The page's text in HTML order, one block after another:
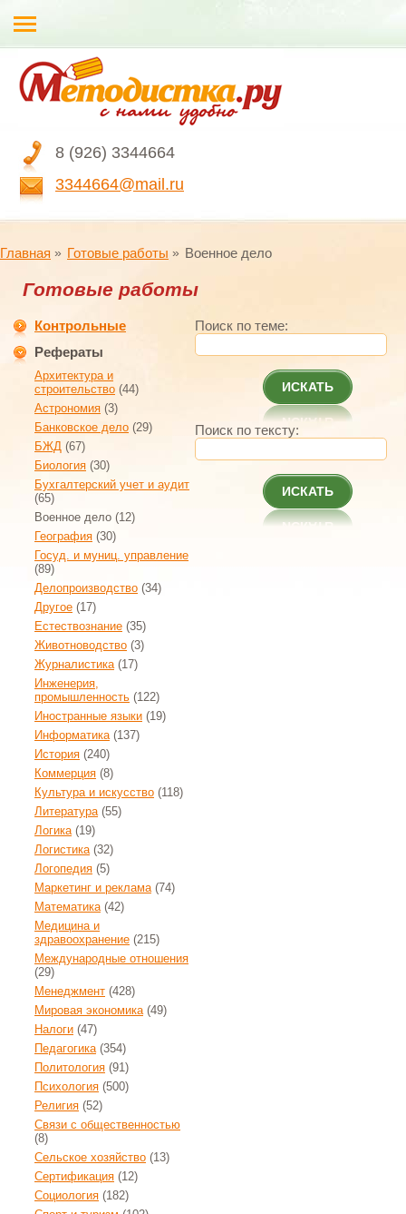
8 (926) 3344664
3344664@mail.ru
Главная Готовые работы Военное дело
Готовые работы
Контрольные
Рефераты
Архитектура и
строительство (44)
Астрономия (3)
Банковское дело (29)
БЖД (67)
Биология (30)
Бухгалтерский учет и аудит
(65)
Военное дело (12)
География (30)
Госуд. и муниц. управление
(89)
Делопроизводство (34)
Другое (17)
Естествознание (35)
Животноводство (3)
Журналистика(17)
Инженерия,
промышленность (122)
Иностранные языки (19)
Информатика(137)
История (240)
Коммерция (8)
Культура и искусство (118)
Литература(55)
Логика(19)
Логистика(32)
Логопедия (5)
Маркетинг и реклама(74)
Математика(42)
Медицина и
здравоохранение (215)
Международные отношения
(29)
Менеджмент (428)
Мировая экономика(49)
Налоги (47)
Педагогика(354)
Политология (91)
Психология (500)
Религия (52)
Связи с общественностью
(8)
Сельское хозяйство (13)
Сертификация (12)
Социология (182)
Поиск по теме:
ИСКАТЬ
Поиск по тексту:
ИСКАТЬ